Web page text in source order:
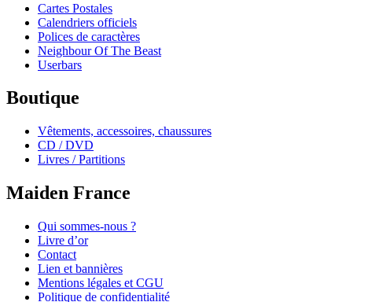
Cartes Postales
Calendriers officiels
Polices de caractères
Neighbour Of The Beast
Userbars
Boutique
Vêtements, accessoires, chaussures
CD / DVD
Livres / Partitions
Maiden France
Qui sommes-nous ?
Livre d’or
Contact
Lien et bannières
Mentions légales et CGU
Politique de confidentialité